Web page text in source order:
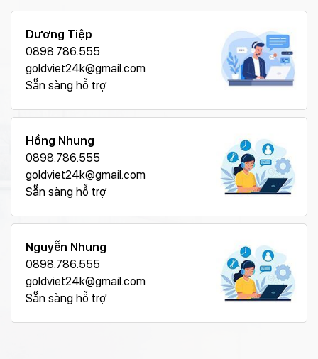
Dương Tiệp
0898.786.555
goldviet24k@gmail.com
Sẵn sàng hỗ trợ
Hồng Nhung
0898.786.555
goldviet24k@gmail.com
Sẵn sàng hỗ trợ
Nguyễn Nhung
0898.786.555
goldviet24k@gmail.com
Sẵn sàng hỗ trợ